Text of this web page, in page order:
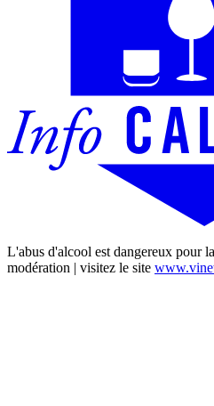
L'abus d'alcool est dangereux pour
modération | visitez le site